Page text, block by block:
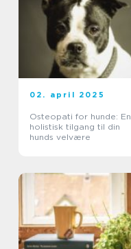
02. april 2025
Osteopati for hunde: En
holistisk tilgang til din
hunds velvære